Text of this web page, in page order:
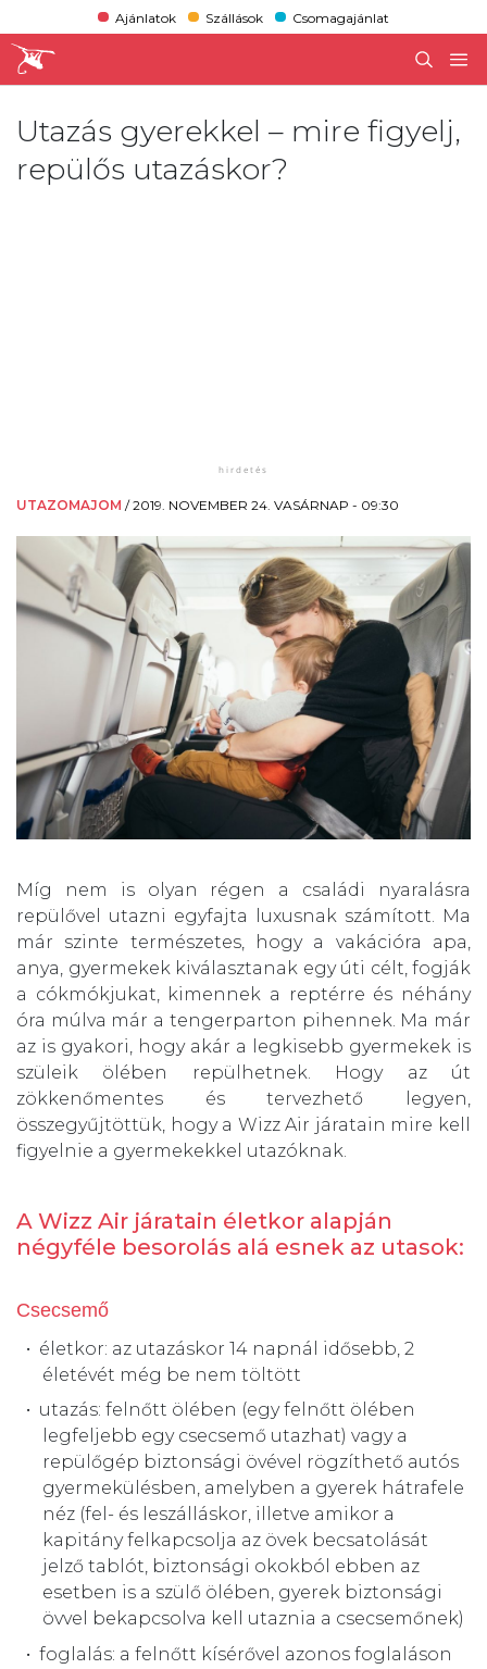
Ajánlatok Szállások Csomagajánlat
Utazás gyerekkel – mire figyelj,
repülős utazáskor?
UTAZOMAJOM /2019. NOVEMBER 24. VASÁRNAP - 09:30
Míg nem is olyan régen a családi nyaralásra
repülővel utazni egyfajta luxusnak számított. Ma
már szinte természetes, hogy a vakációra apa,
anya, gyermekek kiválasztanak egy úti célt, fogják
a cókmókjukat, kimennek a reptérre és néhány
óra múlva már a tengerparton pihennek. Ma már
az is gyakori, hogy akár a legkisebb gyermekek is
szüleik ölében repülhetnek. Hogy az út
zökkenőmentes és tervezhető legyen,
összegyűjtöttük, hogy a Wizz Air járatain mire kell
figyelnie a gyermekekkel utazóknak.
A Wizz Air járatain életkor alapján
négyféle besorolás alá esnek az utasok:
Csecsemő
életkor: az utazáskor 14 napnál idősebb, 2
életévét még be nem töltött
utazás: felnőtt ölében (egy felnőtt ölében
legfeljebb egy csecsemő utazhat) vagy a
repülőgép biztonsági övével rögzíthető autós
gyermekülésben, amelyben a gyerek hátrafele
néz (fel- és leszálláskor, illetve amikor a
kapitány felkapcsolja az övek becsatolását
jelző tablót, biztonsági okokból ebben az
esetben is a szülő ölében, gyerek biztonsági
övvel bekapcsolva kell utaznia a csecsemőnek)
foglalás: a felnőtt kísérővel azonos foglaláson